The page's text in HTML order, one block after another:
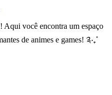
você encontra um espaço
de animes e games! ༉‧₊˚